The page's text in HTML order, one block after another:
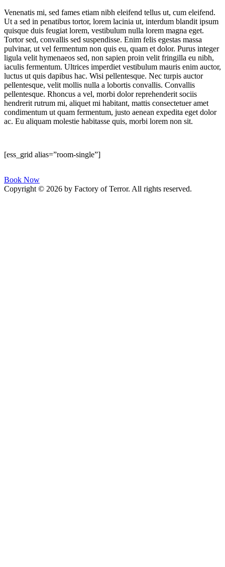
Venenatis mi, sed fames etiam nibh eleifend tellus ut, cum eleifend.
Ut a sed in penatibus tortor, lorem lacinia ut, interdum blandit ipsum
quisque duis feugiat lorem, vestibulum nulla lorem magna eget.
Tortor sed, convallis sed suspendisse. Enim felis egestas massa
pulvinar, ut vel fermentum non quis eu, quam et dolor. Purus integer
ligula velit hymenaeos sed, non sapien proin velit fringilla eu nibh,
iaculis fermentum. Ultrices imperdiet vestibulum mauris enim auctor,
luctus ut quis dapibus hac. Wisi pellentesque. Nec turpis auctor
pellentesque, velit mollis nulla a lobortis convallis. Convallis
pellentesque. Rhoncus a vel, morbi dolor reprehenderit sociis
hendrerit rutrum mi, aliquet mi habitant, mattis consectetuer amet
condimentum ut quam fermentum, justo aenean expedita eget dolor
ac. Eu aliquam molestie habitasse quis, morbi lorem non sit.
[ess_grid alias=”room-single”]
Book Now
Copyright © 2026 by Factory of Terror. All rights reserved.